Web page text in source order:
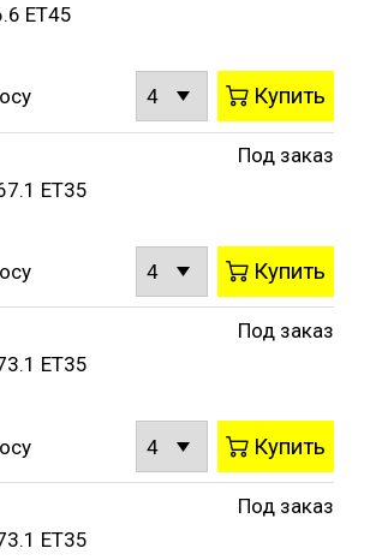
ET45
Купить
ET35
Под заказ
Купить
ET35
Под заказ
Купить
ET35
Под заказ